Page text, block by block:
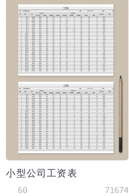
小型公司工资表
60 71674